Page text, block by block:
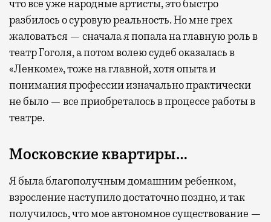
что все уже народные артисты, это быстро
разбилось о суровую реальность. Но мне грех
жаловаться — сначала я попала на главную роль в
театр Гоголя, а потом волею судеб оказалась в
«Ленкоме», тоже на главной, хотя опыта и
понимания профессии изначально практически
не было — все приобреталось в процессе работы в
театре.
Московские квартиры…
Я была благополучным домашним ребенком,
взросление наступило достаточно поздно, и так
получилось, что мое автономное существование —